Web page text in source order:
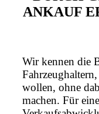
ANKAUF
Wir kennen die
wollen, ohne
machen. Für